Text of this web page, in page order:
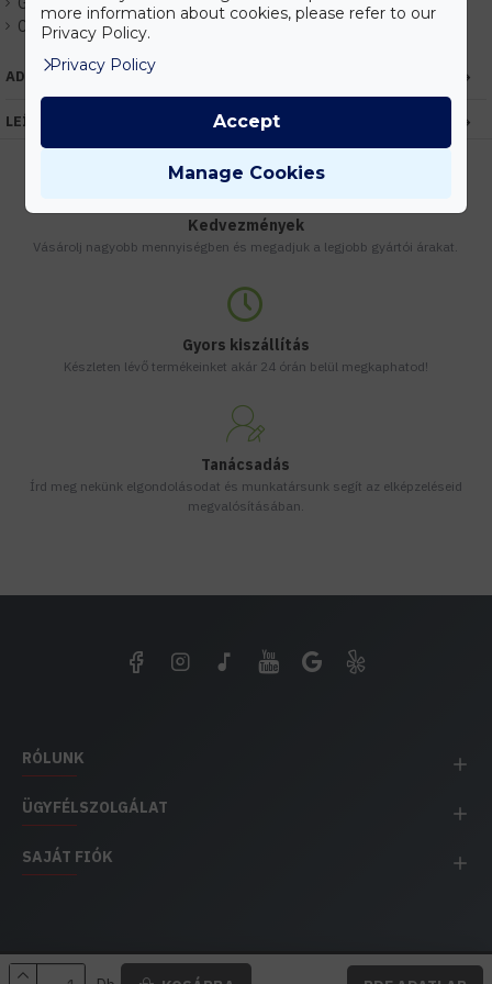
Cikkszám:EHKX24881
ADATOK
LEÍRÁS
Kedvezmények
Vásárolj nagyobb mennyiségben és megadjuk a legjobb gyártói árakat.
Gyors kiszállítás
Készleten lévő termékeinket akár 24 órán belül megkaphatod!
Tanácsadás
Írd meg nekünk elgondolásodat és munkatársunk segít az elképzeléseid
megvalósításában.
RÓLUNK
ÜGYFÉLSZOLGÁLAT
SAJÁT FIÓK
EH IMPEX / Copyright © 1991-2025 Energia Háza
more information about cookies, please refer to our
Privacy Policy.
Privacy Policy
Manage Cookies
Accept